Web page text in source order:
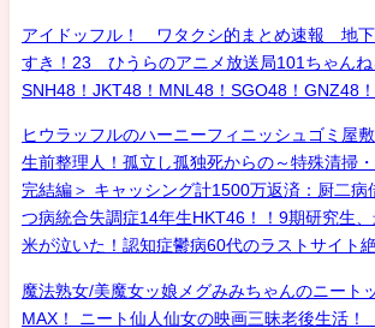
アイドッフル！ ワタクシ的まとめ速報 地下
すき！23 ひうらのアニメ放送局101ちゃん
SNH48！JKT48！MNL48！SGO48！GNZ48
ヒウラッフルのハーニーフィニッシュゴミ屋
生前整理人！孤立し孤独死からの～特殊清掃
完結編＞ キャッシング計1500万返済：厨二病
つ病統合失調症14年生HKT46！！9期研究生
米が泣いた！認知症鬱病60代のラストサイト
魔法熟女/美魔女ッ娘メグみみちゃんのニート
MAX！ ニート仙人仙女の映画三昧老後生活！